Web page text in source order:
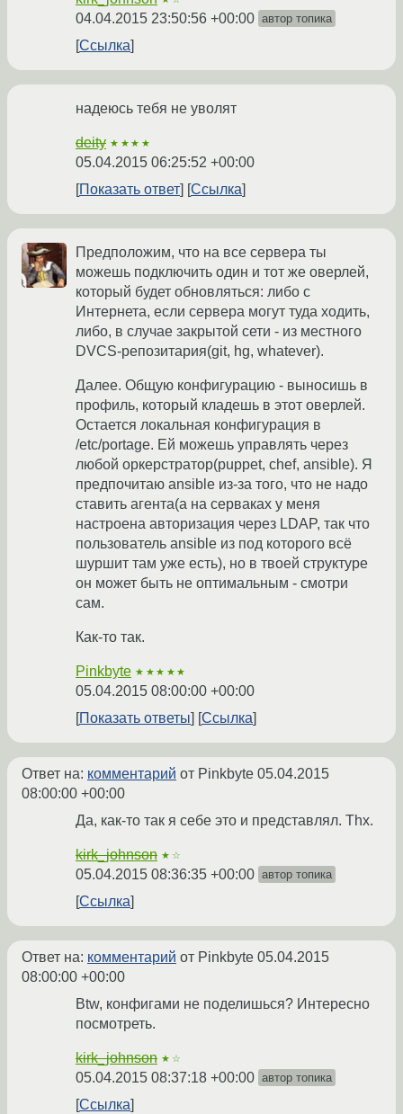
04.04.2015 23:50:56 +00:00 автор топика
Ссылка
надеюсь тебя не уволят
deity ★★★★
05.04.2015 06:25:52 +00:00
Показать ответ
Ссылка
Предположим, что на все сервера ты
можешь подключить один и тот же оверлей,
который будет обновляться: либо с
Интернета, если сервера могут туда ходить,
либо, в случае закрытой сети - из местного
DVCS-репозитария(git, hg, whatever).
Далее. Общую конфигурацию - выносишь в
профиль, который кладешь в этот оверлей.
Остается локальная конфигурация в
/etc/portage. Ей можешь управлять через
любой оркерстратор(puppet, chef, ansible). Я
предпочитаю ansible из-за того, что не надо
ставить агента(а на серваках у меня
настроена авторизация через LDAP, так что
пользователь ansible из под которого всё
шуршит там уже есть), но в твоей структуре
он может быть не оптимальным - смотри
сам.
Как-то так.
Pinkbyte ★★★★★
05.04.2015 08:00:00 +00:00
Показать ответы
Ссылка
Ответ на: комментарий от Pinkbyte 05.04.2015
08:00:00 +00:00
Да, как-то так я себе это и представлял. Thx.
kirk_johnson ★☆
05.04.2015 08:36:35 +00:00 автор топика
Ссылка
Ответ на: комментарий от Pinkbyte 05.04.2015
08:00:00 +00:00
Btw, конфигами не поделишься? Интересно
посмотреть.
kirk_johnson ★☆
05.04.2015 08:37:18 +00:00 автор топика
Ссылка